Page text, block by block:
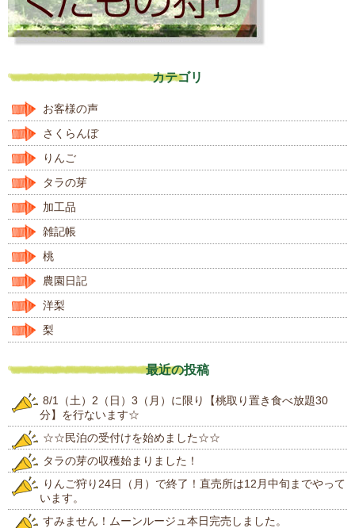
カテゴリ
お客様の声
さくらんぼ
りんご
タラの芽
加工品
雑記帳
桃
農園日記
洋梨
梨
最近の投稿
8/1（土）2（日）3（月）に限り【桃取り置き食べ放題30
分】を行ないます☆
☆☆民泊の受付けを始めました☆☆
タラの芽の収穫始まりました！
りんご狩り24日（月）で終了！直売所は12月中旬までやって
います。
すみません！ムーンルージュ本日完売しました。